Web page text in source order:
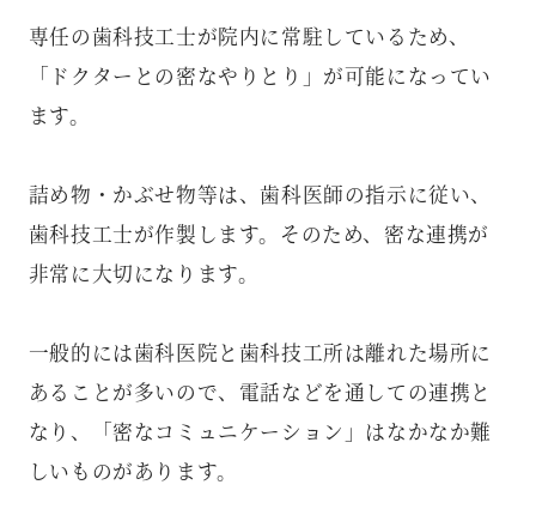
専任の歯科技工士が院内に常駐しているため、
「ドクターとの密なやりとり」が可能になってい
ます。
詰め物・かぶせ物等は、歯科医師の指示に従い、
歯科技工士が作製します。そのため、密な連携が
非常に大切になります。
一般的には歯科医院と歯科技工所は離れた場所に
あることが多いので、電話などを通しての連携と
なり、「密なコミュニケーション」はなかなか難
しいものがあります。